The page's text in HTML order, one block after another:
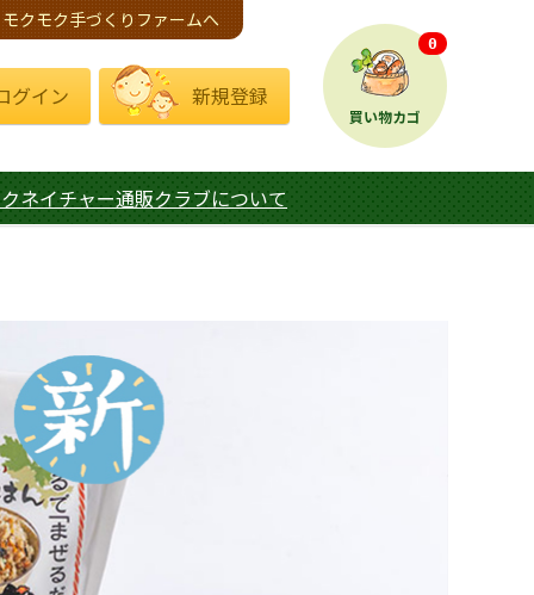
モクモク手づくりファームへ
グイン 新規登録
買い物カゴ
0
ネイチャー通販クラブについて